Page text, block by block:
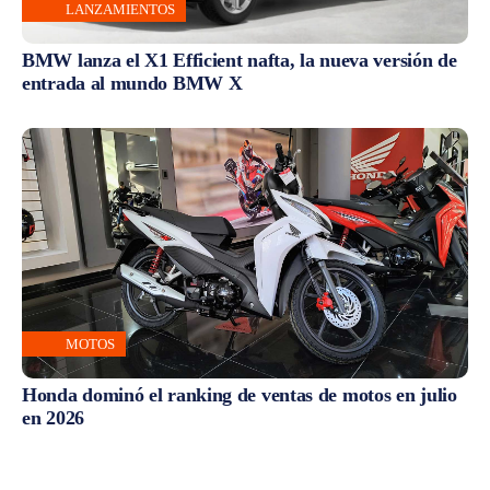
LANZAMIENTOS
BMW lanza el X1 Efficient nafta, la nueva versión de
entrada al mundo BMW X
MOTOS
Honda dominó el ranking de ventas de motos en julio
en 2026